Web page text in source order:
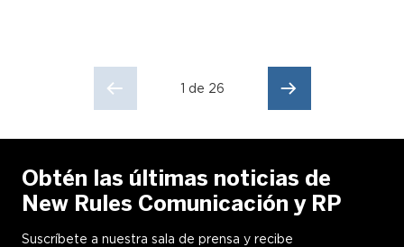
1 de 26
Obtén las últimas noticias de
New Rules Comunicación y RP
Suscríbete a nuestra sala de prensa y recibe